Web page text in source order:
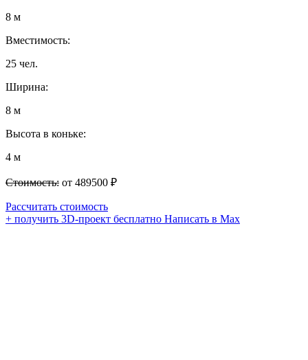
8 м
Вместимость:
25 чел.
Ширина:
8 м
Высота в коньке:
4 м
Стоимость: от 489500 ₽
Рассчитать стоимость
+ получить 3D-проект бесплатно Написать в Max